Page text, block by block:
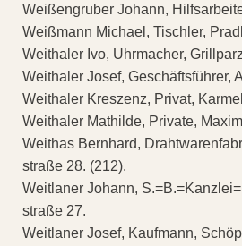
Weißengruber Johann,
Weißmann Michael, Tischler,
Weithaler Ivo, Uhrmacher,
Weithaler Josef, Geschäftsführer,
Weithaler Kreszenz, Privat,
Weithaler Mathilde, Private,
Weithas Bernhard,
straße 28. (212).
Weitlaner Johann,
straße 27.
Weitlaner Josef, Kaufmann,